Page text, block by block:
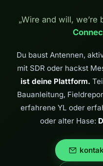
„Wire and will, we’re
Du baust Antennen,
mit SDR oder hackst
ist deine Plattform.
Bauanleitung,
erfahrene YL oder
oder alter Hase: